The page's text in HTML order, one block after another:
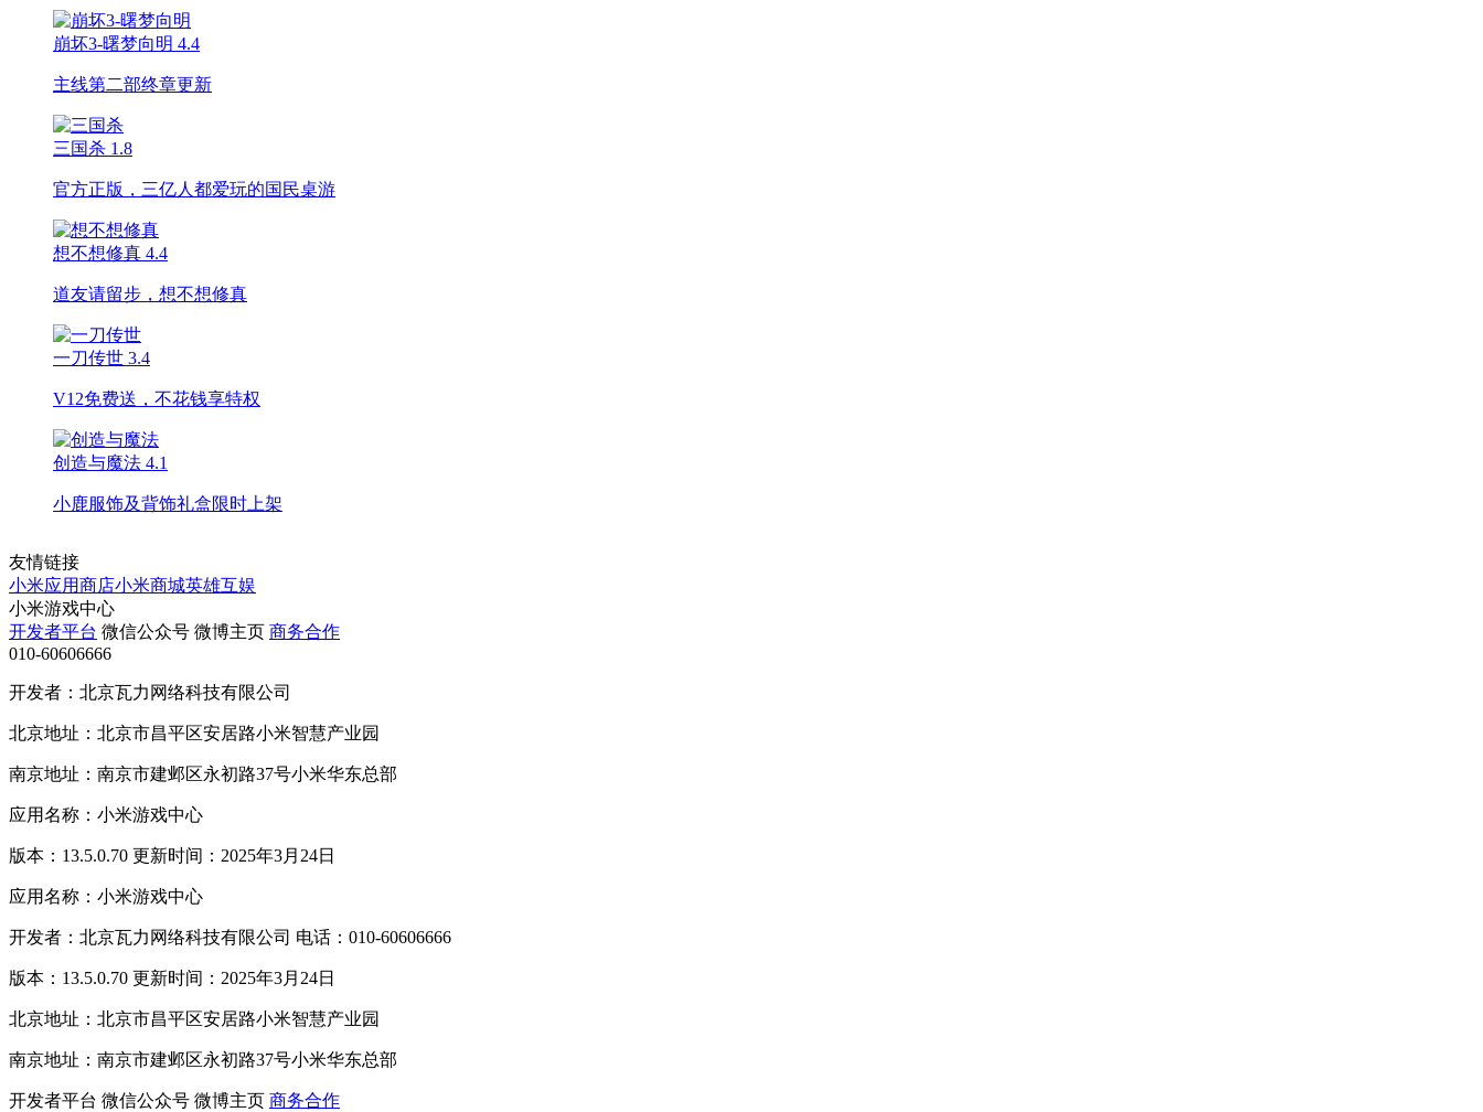
崩坏3-曙梦向明 4.4
主线第二部终章更新
三国杀 1.8
官方正版，三亿人都爱玩的国民桌游
想不想修真 4.4
道友请留步，想不想修真
一刀传世 3.4
V12免费送，不花钱享特权
创造与魔法 4.1
小鹿服饰及背饰礼盒限时上架
友情链接
小米应用商店小米商城英雄互娱
小米游戏中心
开发者平台 微信公众号 微博主页 商务合作
010-60606666
开发者：北京瓦力网络科技有限公司
北京地址：北京市昌平区安居路小米智慧产业园
南京地址：南京市建邺区永初路37号小米华东总部
应用名称：小米游戏中心
版本：13.5.0.70 更新时间：2025年3月24日
应用名称：小米游戏中心
开发者：北京瓦力网络科技有限公司 电话：010-60606666
版本：13.5.0.70 更新时间：2025年3月24日
北京地址：北京市昌平区安居路小米智慧产业园
南京地址：南京市建邺区永初路37号小米华东总部
开发者平台 微信公众号 微博主页 商务合作